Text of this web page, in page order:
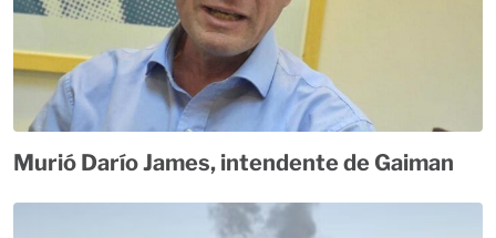
Murió Darío James, intendente de Gaiman